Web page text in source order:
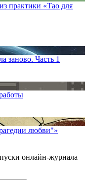
практики «Тао для
заново. Часть 1
любви"»
онлайн-журнала